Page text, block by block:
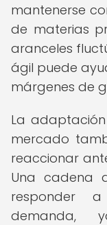
mantenerse
de materias
aranceles
ágil puede
márgenes de
La
mercado
reaccionar
Una cadena
responder
demanda,